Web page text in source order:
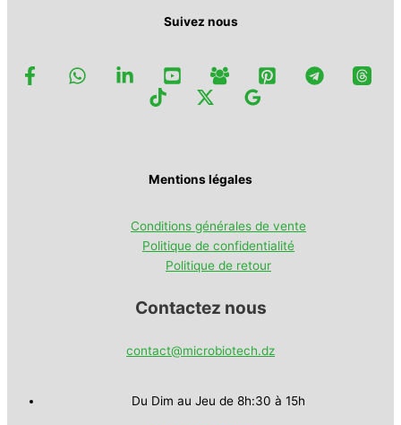
Suivez nous
Mentions légales
Conditions générales de vente
Politique de confidentialité
Politique de retour
Contactez nous
contact@microbiotech.dz
Du Dim au Jeu de 8h:30 à 15h